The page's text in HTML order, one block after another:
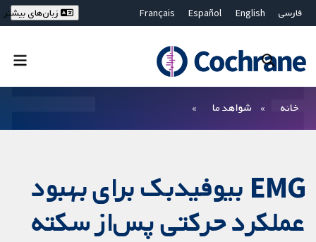
فارسی English
Español
Français
Bahasa Malaysia
ไทย
繁體中文
زبان‌های بیشتر
خانه شواهد ما
EMG بیوفیدبک برای بهبود
عملکرد حرکتی پس‌از سکته